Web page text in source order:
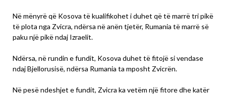
Në mënyrë që Kosova të kualifikohet i duhet që të marrë tri pikë
të plota nga Zvicra, ndërsa në anën tjetër, Rumania të marrë së
paku një pikë ndaj Izraelit.
Ndërsa, në rundin e fundit, Kosova duhet të fitojë si vendase
ndaj Bjellorusisë, ndërsa Rumania ta mposht Zvicrën.
Në pesë ndeshjet e fundit, Zvicra ka vetëm një fitore dhe katër